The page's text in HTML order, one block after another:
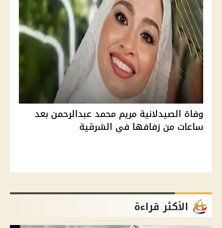
وفاة الصيدلانية مريم محمد عبدالرحمن بعد
ساعات من زفافها في الشرقية
الأكثر قراءة